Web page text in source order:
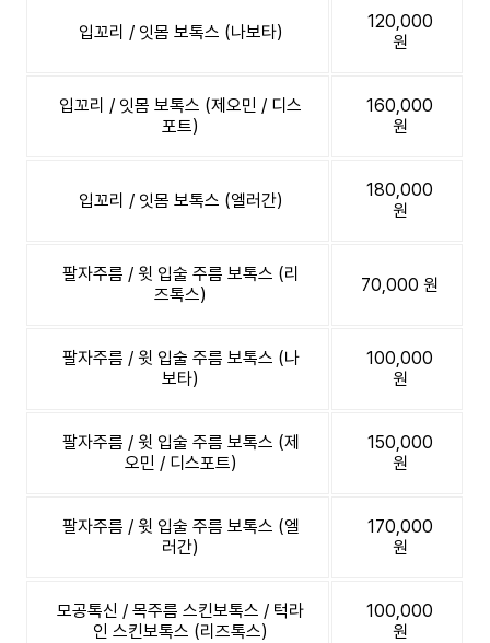
입꼬리 / 잇몸 보톡스 (나보타)
120,000
원
입꼬리 / 잇몸 보톡스 (제오민 / 디스
포트)
160,000
원
입꼬리 / 잇몸 보톡스 (엘러간)
180,000
원
팔자주름 / 윗 입술 주름 보톡스 (리
즈톡스)
70,000 원
팔자주름 / 윗 입술 주름 보톡스 (나
보타)
100,000
원
팔자주름 / 윗 입술 주름 보톡스 (제
오민 / 디스포트)
150,000
원
팔자주름 / 윗 입술 주름 보톡스 (엘
러간)
170,000
원
모공톡신 / 목주름 스킨보톡스 / 턱라
인 스킨보톡스 (리즈톡스)
100,000
원